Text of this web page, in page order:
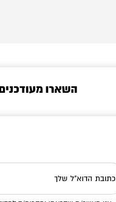
השארו
כתובת הדוא"ל שלך